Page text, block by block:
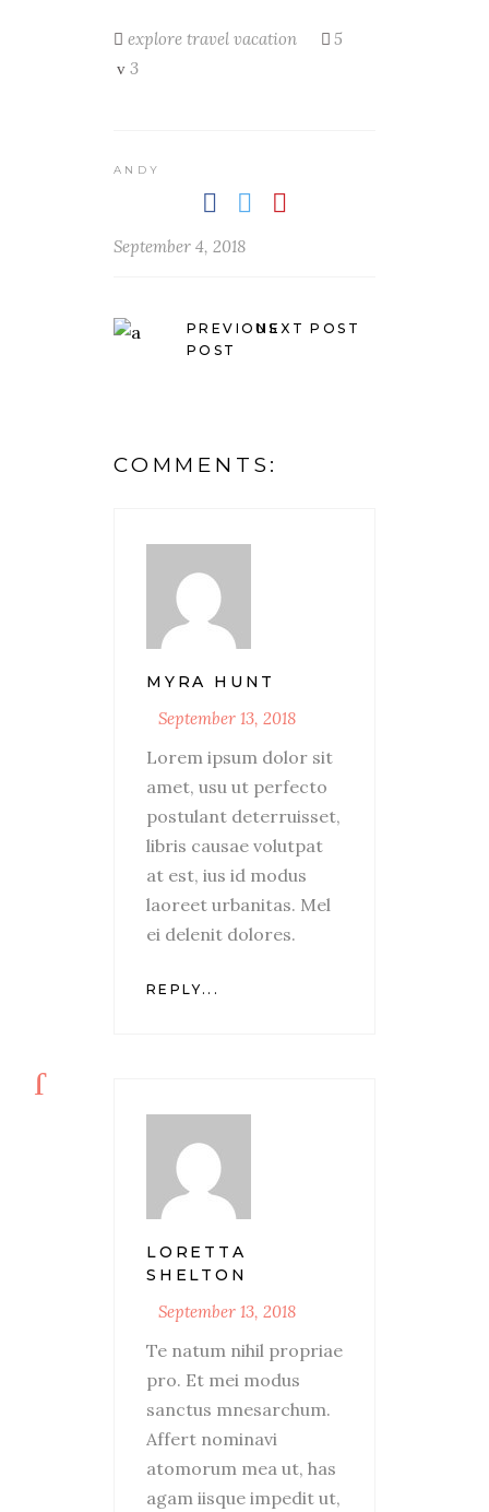
explore travel vacation
5
3
ANDY
September 4, 2018
PREVIOUS
POST
NEXT POST
COMMENTS:
MYRA HUNT
September 13, 2018
Lorem ipsum dolor sit
amet, usu ut perfecto
postulant deterruisset,
libris causae volutpat
at est, ius id modus
laoreet urbanitas. Mel
ei delenit dolores.
REPLY...
LORETTA
SHELTON
September 13, 2018
Te natum nihil propriae
pro. Et mei modus
sanctus mnesarchum.
Affert nominavi
atomorum mea ut, has
agam iisque impedit ut,